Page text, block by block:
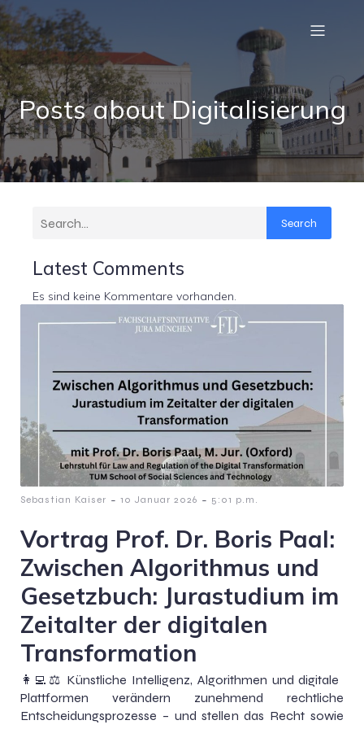
Posts about Digitalisierung
Search
Latest Comments
Es sind keine Kommentare vorhanden.
Sebastian Kaiser - 10 Januar 2026 - 5:01 p.m.
Vortrag Prof. Dr. Boris Paal:
Zwischen Algorithmus und
Gesetzbuch: Jurastudium im
Zeitalter der digitalen
Transformation
👩‍💻⚖️ Künstliche Intelligenz, Algorithmen und digitale
Plattformen verändern zunehmend rechtliche
Entscheidungsprozesse – und stellen das Recht sowie